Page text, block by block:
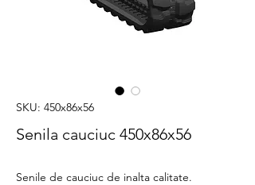
SKU: 450x86x56
Senila cauciuc 450x86x56
Senile de cauciuc de inalta calitate.